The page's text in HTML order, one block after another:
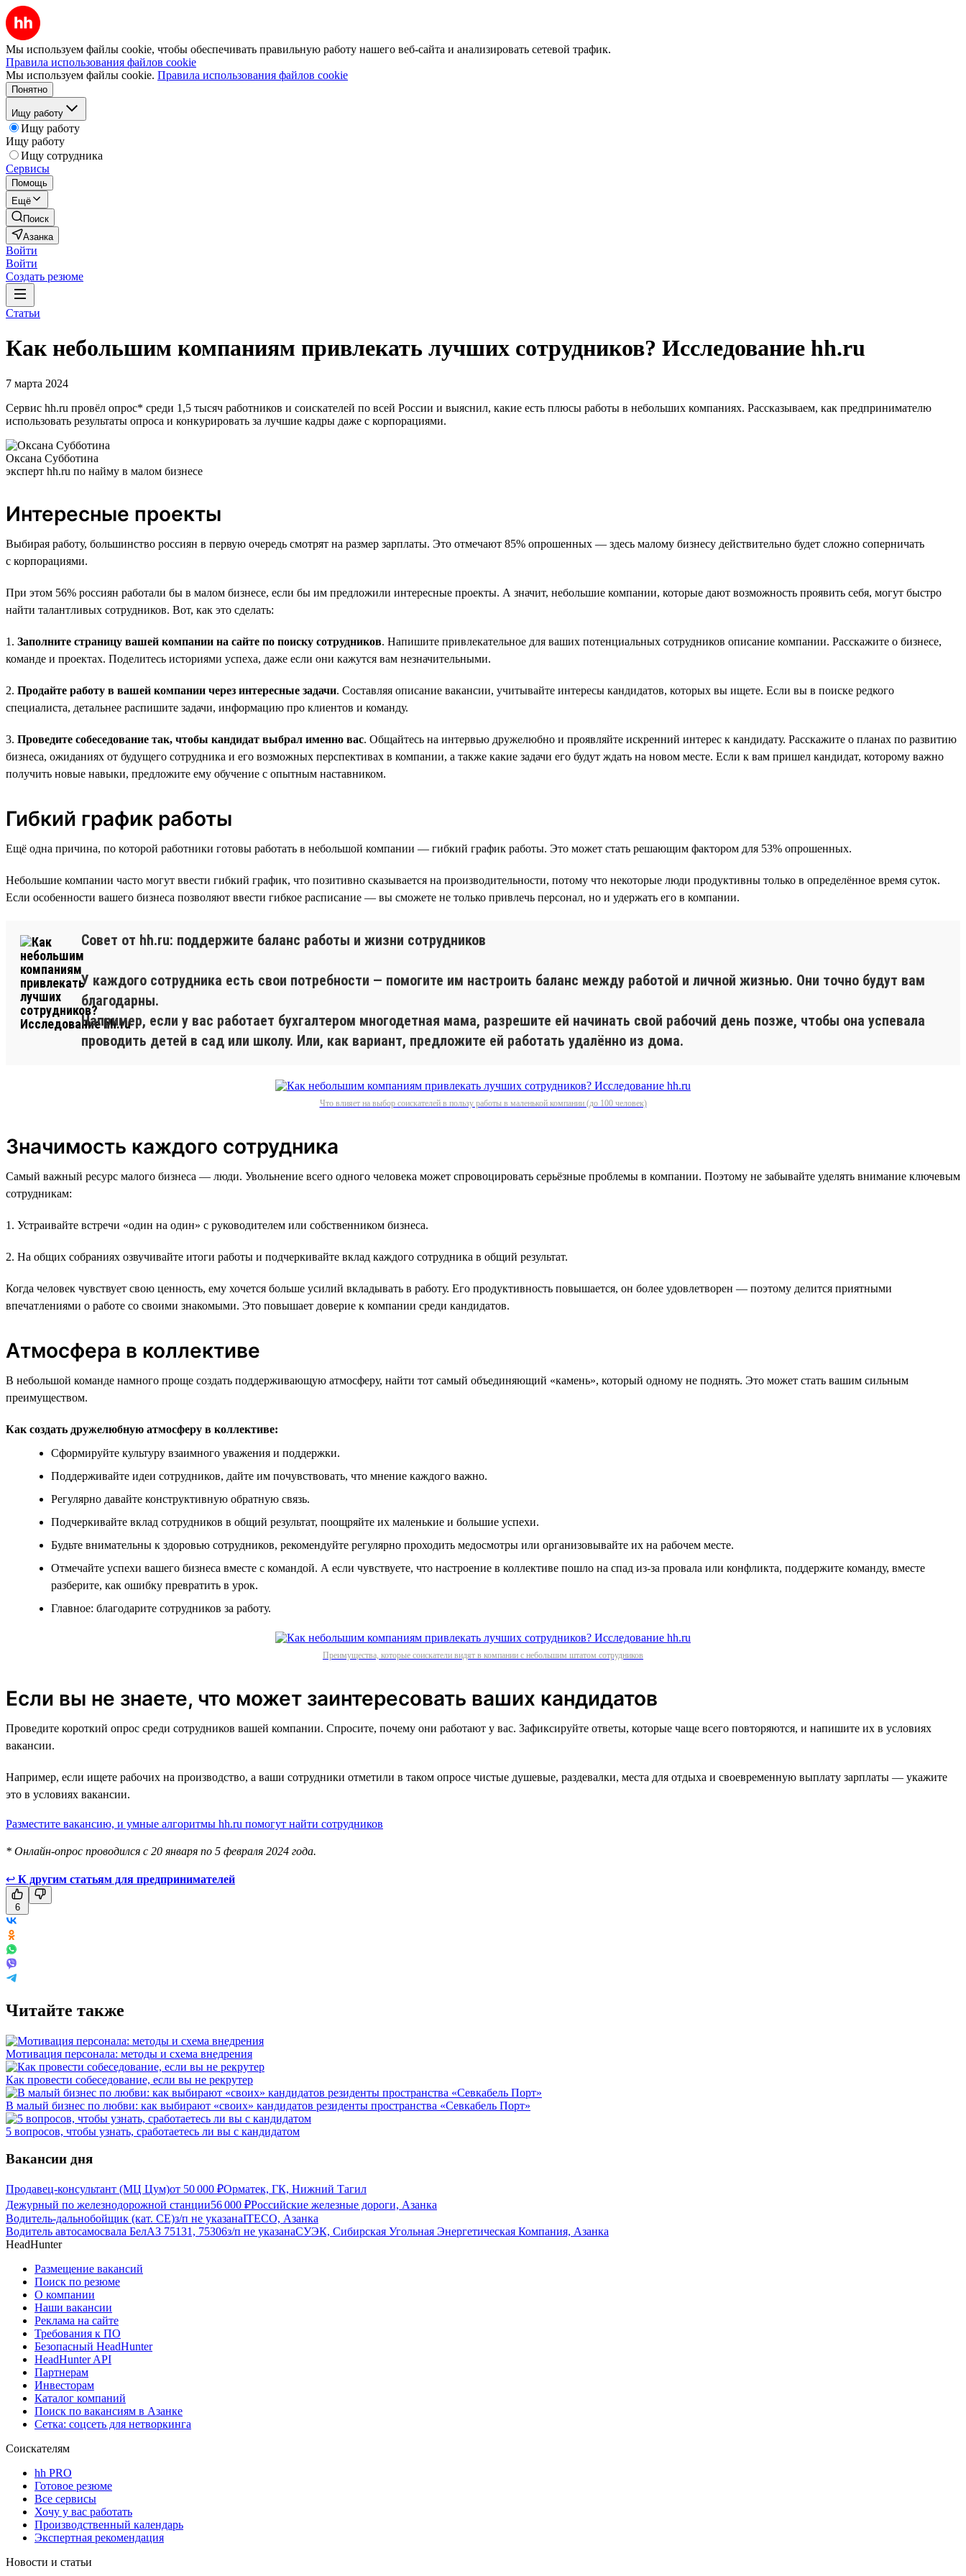
Мы используем файлы cookie, чтобы обеспечивать правильную работу нашего веб-сайта и анализировать сетевой трафик.
Правила использования файлов cookie
Мы используем файлы cookie. Правила использования файлов cookie
Понятно
Ищу работу
Ищу работу
Ищу работу
Ищу сотрудника
Сервисы
Помощь
Ещё
Поиск
Азанка
Войти
Войти
Создать резюме
Статьи
Как небольшим компаниям привлекать лучших сотрудников? Исследование hh.ru
7 марта 2024
Сервис hh.ru провёл опрос* среди 1,5 тысяч работников и соискателей по всей России и выяснил, какие есть плюсы работы в небольших компаниях. Рассказываем, как предпринимателю
использовать результаты опроса и конкурировать за лучшие кадры даже с корпорациями.
Оксана Субботина
эксперт hh.ru по найму в малом бизнесе
Интересные проекты
Выбирая работу, большинство россиян в первую очередь смотрят на размер зарплаты. Это отмечают 85% опрошенных — здесь малому бизнесу действительно будет сложно соперничать
с корпорациями.
При этом 56% россиян работали бы в малом бизнесе, если бы им предложили интересные проекты. А значит, небольшие компании, которые дают возможность проявить себя, могут быстро
найти талантливых сотрудников. Вот, как это сделать:
1. Заполните страницу вашей компании на сайте по поиску сотрудников. Напишите привлекательное для ваших потенциальных сотрудников описание компании. Расскажите о бизнесе,
команде и проектах. Поделитесь историями успеха, даже если они кажутся вам незначительными.
2. Продайте работу в вашей компании через интересные задачи. Составляя описание вакансии, учитывайте интересы кандидатов, которых вы ищете. Если вы в поиске редкого
специалиста, детальнее распишите задачи, информацию про клиентов и команду.
3. Проведите собеседование так, чтобы кандидат выбрал именно вас. Общайтесь на интервью дружелюбно и проявляйте искренний интерес к кандидату. Расскажите о планах по развитию
бизнеса, ожиданиях от будущего сотрудника и его возможных перспективах в компании, а также какие задачи его будут ждать на новом месте. Если к вам пришел кандидат, которому важно
получить новые навыки, предложите ему обучение с опытным наставником.
Гибкий график работы
Ещё одна причина, по которой работники готовы работать в небольшой компании — гибкий график работы. Это может стать решающим фактором для 53% опрошенных.
Небольшие компании часто могут ввести гибкий график, что позитивно сказывается на производительности, потому что некоторые люди продуктивны только в определённое время суток.
Если особенности вашего бизнеса позволяют ввести гибкое расписание — вы сможете не только привлечь персонал, но и удержать его в компании.
Совет от hh.ru: поддержите баланс работы и жизни сотрудников
У каждого сотрудника есть свои потребности — помогите им настроить баланс между работой и личной жизнью. Они точно будут вам
благодарны.
Например, если у вас работает бухгалтером многодетная мама, разрешите ей начинать свой рабочий день позже, чтобы она успевала
проводить детей в сад или школу. Или, как вариант, предложите ей работать удалённо из дома.
Что влияет на выбор соискателей в пользу работы в маленькой компании (до 100 человек)
Значимость каждого сотрудника
Самый важный ресурс малого бизнеса — люди. Увольнение всего одного человека может спровоцировать серьёзные проблемы в компании. Поэтому не забывайте уделять внимание ключевым
сотрудникам:
1. Устраивайте встречи «один на один» с руководителем или собственником бизнеса.
2. На общих собраниях озвучивайте итоги работы и подчеркивайте вклад каждого сотрудника в общий результат.
Когда человек чувствует свою ценность, ему хочется больше усилий вкладывать в работу. Его продуктивность повышается, он более удовлетворен — поэтому делится приятными
впечатлениями о работе со своими знакомыми. Это повышает доверие к компании среди кандидатов.
Атмосфера в коллективе
В небольшой команде намного проще создать поддерживающую атмосферу, найти тот самый объединяющий «камень», который одному не поднять. Это может стать вашим сильным
преимуществом.
Как создать дружелюбную атмосферу в коллективе:
Сформируйте культуру взаимного уважения и поддержки.
Поддерживайте идеи сотрудников, дайте им почувствовать, что мнение каждого важно.
Регулярно давайте конструктивную обратную связь.
Подчеркивайте вклад сотрудников в общий результат, поощряйте их маленькие и большие успехи.
Будьте внимательны к здоровью сотрудников, рекомендуйте регулярно проходить медосмотры или организовывайте их на рабочем месте.
Отмечайте успехи вашего бизнеса вместе с командой. А если чувствуете, что настроение в коллективе пошло на спад из-за провала или конфликта, поддержите команду, вместе
разберите, как ошибку превратить в урок.
Главное: благодарите сотрудников за работу.
Преимущества, которые соискатели видят в компании с небольшим штатом сотрудников
Если вы не знаете, что может заинтересовать ваших кандидатов
Проведите короткий опрос среди сотрудников вашей компании. Спросите, почему они работают у вас. Зафиксируйте ответы, которые чаще всего повторяются, и напишите их в условиях
вакансии.
Например, если ищете рабочих на производство, а ваши сотрудники отметили в таком опросе чистые душевые, раздевалки, места для отдыха и своевременную выплату зарплаты — укажите
это в условиях вакансии.
Разместите вакансию, и умные алгоритмы hh.ru помогут найти сотрудников
* Онлайн-опрос проводился с 20 января по 5 февраля 2024 года.
↩ К другим статьям для предпринимателей
6
Читайте также
Мотивация персонала: методы и схема внедрения
Как провести собеседование, если вы не рекрутер
В малый бизнес по любви: как выбирают «своих» кандидатов резиденты пространства «Севкабель Порт»
5 вопросов, чтобы узнать, сработаетесь ли вы с кандидатом
Вакансии дня
Продавец-консультант (МЦ Цум)от 50 000 ₽Орматек, ГК, Нижний Тагил
Дежурный по железнодорожной станции56 000 ₽Российские железные дороги, Азанка
Водитель-дальнобойщик (кат. CE)з/п не указанаITECO, Азанка
Водитель автосамосвала БелАЗ 75131, 75306з/п не указанаСУЭК, Сибирская Угольная Энергетическая Компания, Азанка
HeadHunter
Размещение вакансий
Поиск по резюме
О компании
Наши вакансии
Реклама на сайте
Требования к ПО
Безопасный HeadHunter
HeadHunter API
Партнерам
Инвесторам
Каталог компаний
Поиск по вакансиям в Азанке
Сетка: соцсеть для нетворкинга
Соискателям
hh PRO
Готовое резюме
Все сервисы
Хочу у вас работать
Производственный календарь
Экспертная рекомендация
Новости и статьи